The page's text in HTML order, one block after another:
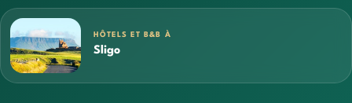
HÔTELS ET B&B À
Sligo